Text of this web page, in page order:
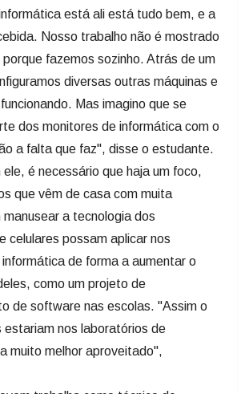
está ali está tudo bem, e a
Nosso trabalho não é mostrado
fazemos sozinho. Atrás de um
diversas outras máquinas e
Mas imagino que se
dos monitores de informática com o
a falta que faz", disse o estudante.
ele, é necessário que haja um foco,
que vêm de casa com muita
a tecnologia dos
celulares possam aplicar nos
de forma a aumentar o
como um projeto de
de software nas escolas. "Assim o
estariam nos laboratórios de
muito melhor aproveitado",